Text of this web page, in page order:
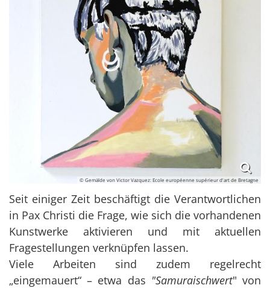
© Gemälde von Victor Vazquez: Ecole européenne supérieur d'art de Bretagne
Seit einiger Zeit beschäftigt die Verantwortlichen
in Pax Christi die Frage, wie sich die vorhandenen
Kunstwerke aktivieren und mit aktuellen
Fragestellungen verknüpfen lassen.
Viele Arbeiten sind zudem regelrecht
„eingemauert“ – etwa das "Samuraischwert" von